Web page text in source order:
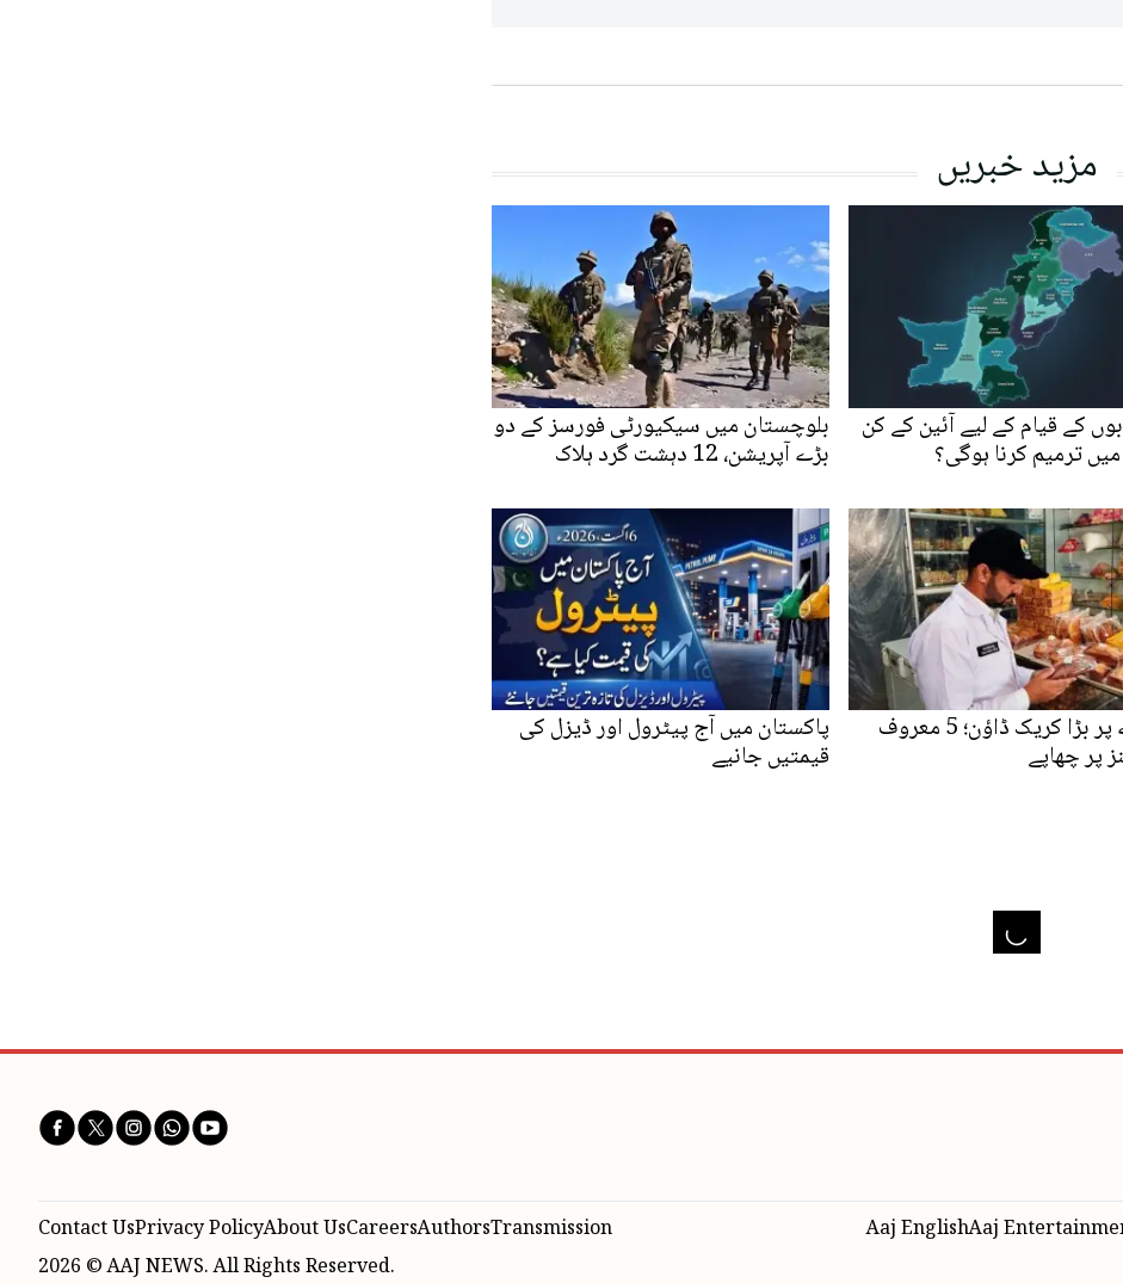
مزید خبریں
کے قیام کے لیے آئین کے کن
میں ترمیم کرنا ہوگی؟
بلوچستان میں سیکیورٹی فورسز کے دو
بڑے آپریشن، 12 دہشت گرد ہلاک
موٹروے پر بڑا کریک ڈاؤن؛ 5 معروف
پر چھاپے
پاکستان میں آج پیٹرول اور ڈیزل کی
قیمتیں جانیے
Aaj EnglishAaj
Contact UsPrivacy PolicyAbout UsCareersAuthorsTransmission
2026 © AAJ NEWS. All Rights Reserved.